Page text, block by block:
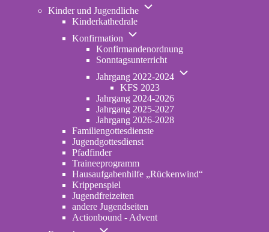
Kinder und Jugendliche
Unternavigation
Jugendliche
Kinderkathedrale
Konfirmation
Unternavigation
Konfirmation
Konfirmandenordnung
Sonntagsunterricht
Jahrgang 2022-2024
Unternavigation
KFS 2023
Jahrgang 2024-2026
Jahrgang 2025-2027
Jahrgang 2026-2028
Familiengottesdienste
Jugendgottesdienst
Pfadfinder(opens
in
new
tab)
Traineeprogramm
Hausaufgabenhilfe „Rückenwind“
Krippenspiel
Jugendfreizeiten
andere Jugendseiten
Actionbound - Advent
Unternavigation